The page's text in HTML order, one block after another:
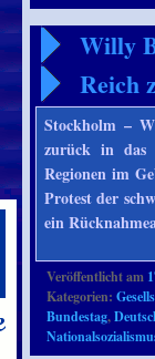
Willy
Reich
Stockholm –
zurück in das
Regionen im
Protest der
ein
Veröffentlicht am
Kategorien:
Bundestag,